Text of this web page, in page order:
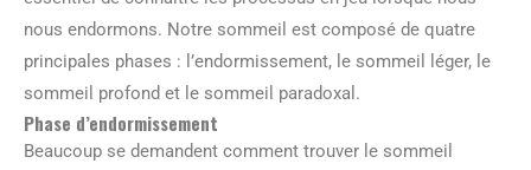
nous endormons. Notre sommeil est composé de quatre
principales phases : l’endormissement, le sommeil léger, le
sommeil profond et le sommeil paradoxal.
Phase d’endormissement
Beaucoup se demandent comment trouver le sommeil